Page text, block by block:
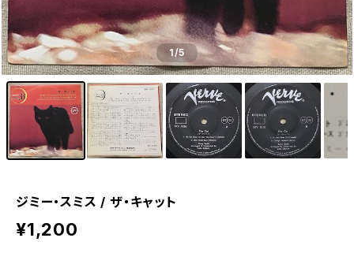
1/5
ジミー・スミス / ザ・キャット
¥1,200